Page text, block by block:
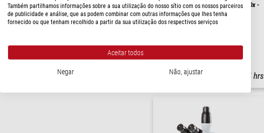
1.160 - 2.310 $(6)
> 2.310 $(21)
curto prazo
Microscópio H 600 PH Plan, bino, 200x -
1000x
$ 4.430,00
pronto para envio em 24 hrs
Também partilhamos informações sobre a sua utilização do nosso sítio com os nossos parceiros
de publicidade e análise, que as podem combinar com outras informações que lhes tenha
fornecido ou que tenham recolhido a partir da sua utilização dos respectivos serviços
Aceitar todos
Negar Não, ajustar